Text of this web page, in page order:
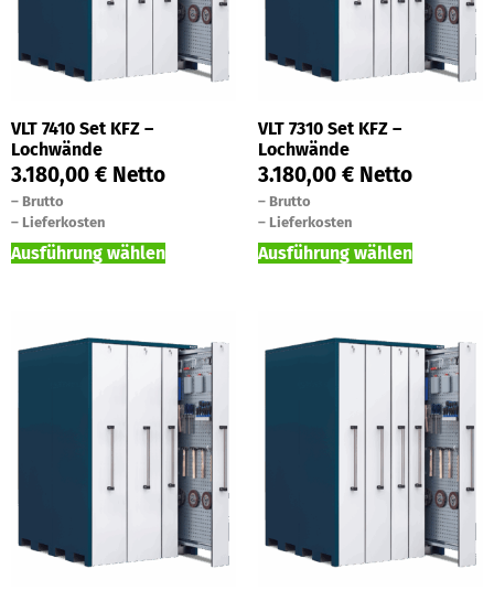
VLT 7410 Set KFZ –
Lochwände
3.180,00 € Netto
– Brutto
– Lieferkosten
Ausführung wählen
VLT 7310 Set KFZ –
Lochwände
3.180,00 € Netto
– Brutto
– Lieferkosten
Ausführung wählen